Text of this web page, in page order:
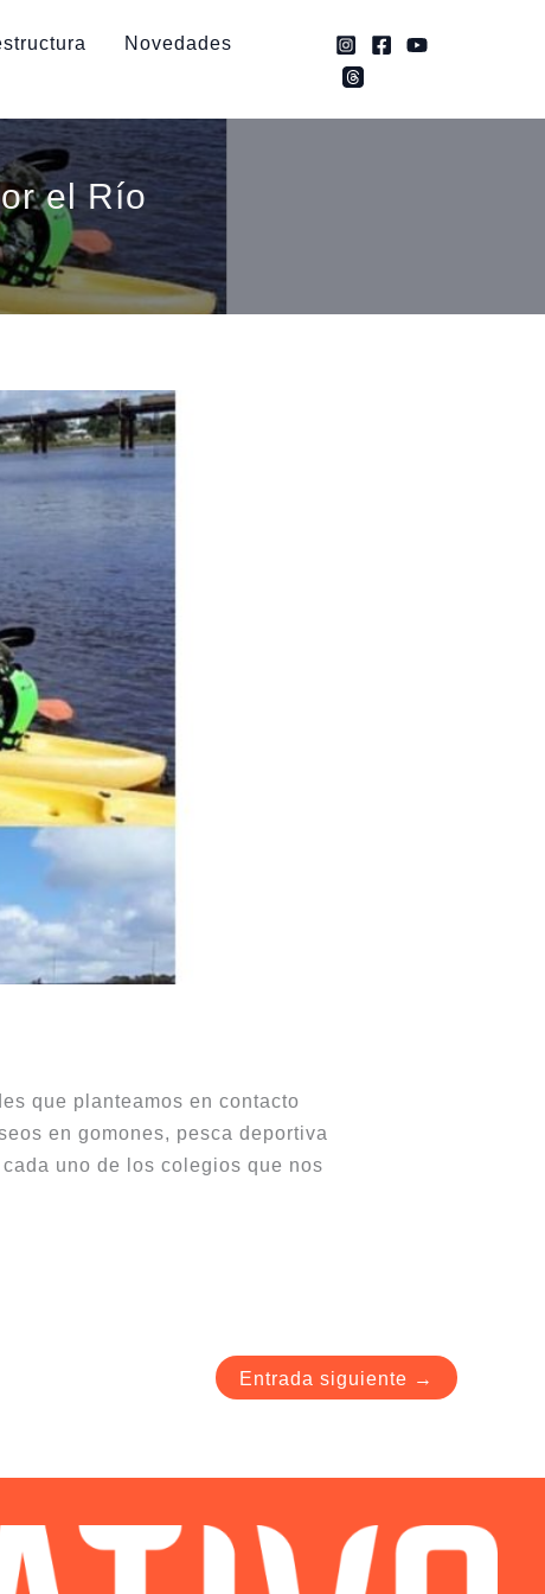
Novedades
el Río
que planteamos en contacto
en gomones, pesca deportiva
uno de los colegios que nos
Entrada siguiente →